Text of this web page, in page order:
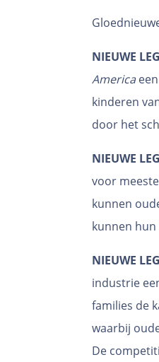
NIEUWE
Americaeen
kinderen
door het
NIEUWE
voor
kunnen
kunnen
NIEUWE
industrie
families de
waarbij
De